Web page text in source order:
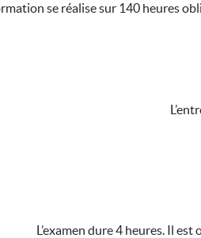
se réalise sur 140 heures
L’examen dure 4 heures. Il